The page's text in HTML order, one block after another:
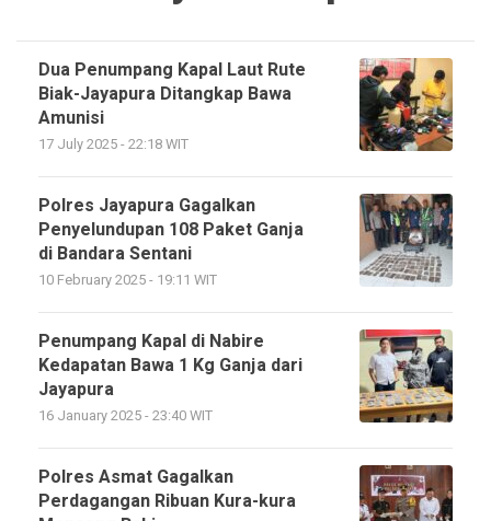
Dua Penumpang Kapal Laut Rute
Biak-Jayapura Ditangkap Bawa
Amunisi
17 July 2025 - 22:18 WIT
Polres Jayapura Gagalkan
Penyelundupan 108 Paket Ganja
di Bandara Sentani
10 February 2025 - 19:11 WIT
Penumpang Kapal di Nabire
Kedapatan Bawa 1 Kg Ganja dari
Jayapura
16 January 2025 - 23:40 WIT
Polres Asmat Gagalkan
Perdagangan Ribuan Kura-kura